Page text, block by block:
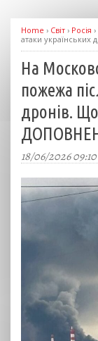
Home › Світ › Росія ›
атаки
На
пожежа
дронів.
18/06/2026 09:10